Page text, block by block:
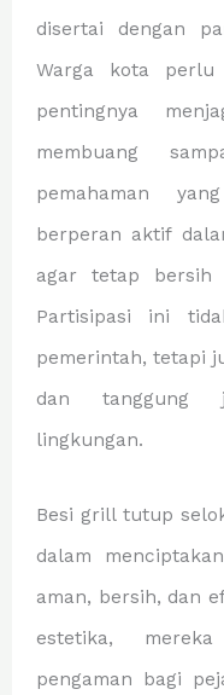
disertai dengan
Warga kota perlu
pentingnya
membuang
pemahaman
berperan aktif
agar tetap bersih
Partisipasi ini
pemerintah, tetapi
dan tanggung
lingkungan.
Besi grill tutup
dalam
aman, bersih, dan
estetika,
pengaman bagi